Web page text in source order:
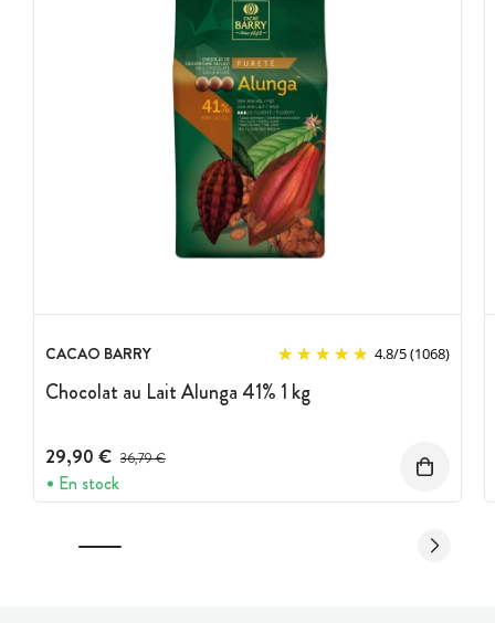
CACAO BARRY 4.8/5(1068)
Chocolat au Lait Alunga 41% 1 kg
29,90 € Prix avant réduction :
36,79 €
En stock